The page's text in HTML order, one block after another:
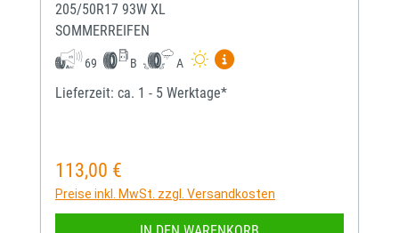
205/50R17 93W XL
SOMMERREIFEN
69 B A
Mehr Informationen zum
Lieferzeit: ca. 1 - 5 Werktage*
Regulärer Preis:
113,00 €
Preise inkl. MwSt. zzgl. Versandkosten